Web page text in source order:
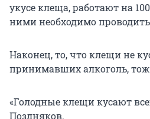
укусе клеща, работают на
ними необходимо
Наконец, то, что клещи не
принимавших алкоголь,
«Голодные клещи кусают
Поздняков.